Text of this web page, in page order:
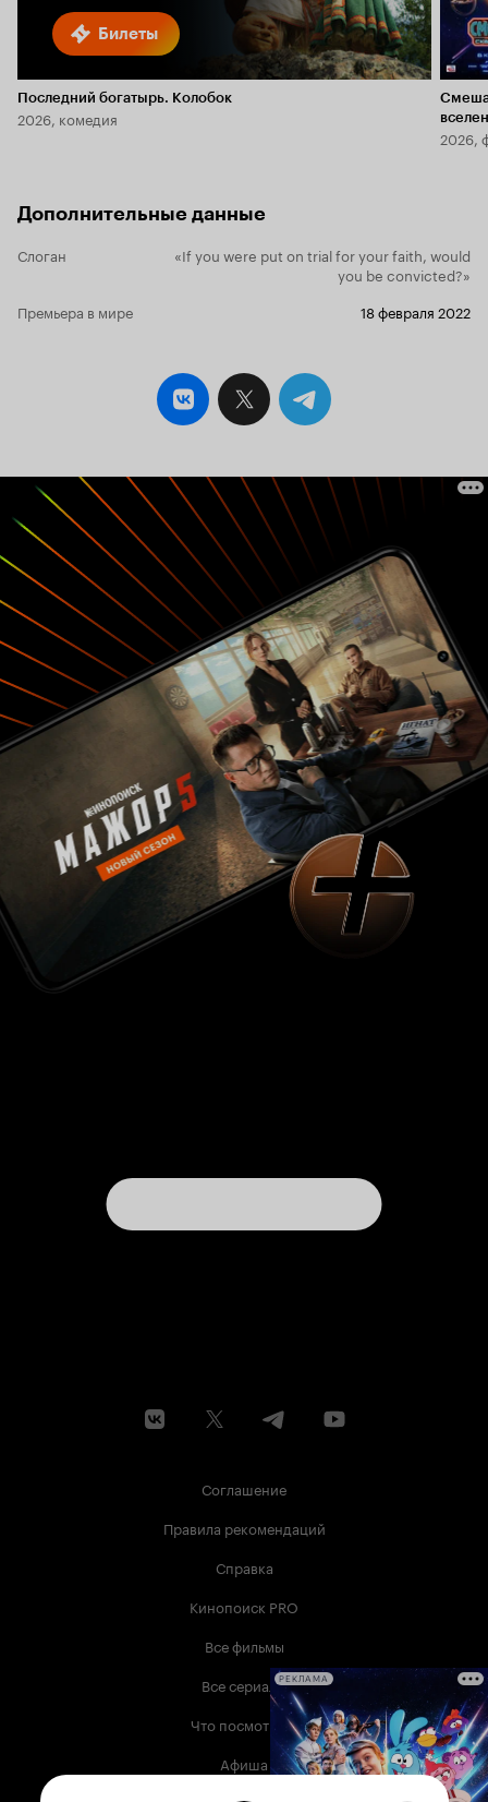
Билеты
Последний богатырь. Колобок
2026, комедия
2026,
Дополнительные данные
Слоган
«If you were put on trial for your faith, would
you be convicted?»
Премьера в мире
18 февраля 2022
Соглашение
Правила рекомендаций
Справка
Кинопоиск PRO
Все фильмы
Все сериалы
Что посмотреть
Афиша
РЕКЛАМА